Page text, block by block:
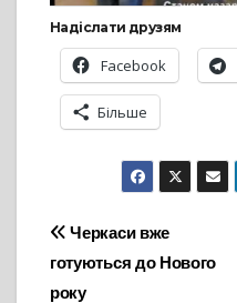
Надіслати друзям
Facebook
Більше
Навігація
записів
Черкаси вже
готуються до Нового
року